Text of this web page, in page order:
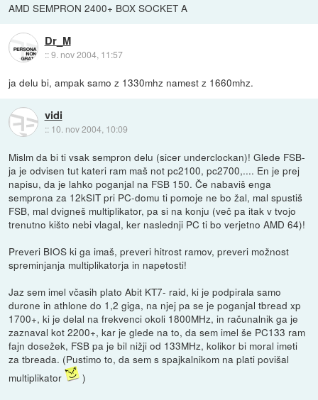
AMD SEMPRON 2400+ BOX SOCKET A
Dr_M
::9. nov 2004, 11:57
ja delu bi, ampak samo z 1330mhz namest z 1660mhz.
vidi
:: 10. nov 2004, 10:09
Mislm da bi ti vsak sempron delu (sicer underclockan)! Glede FSB-
ja je odvisen tut kateri ram maš not pc2100, pc2700,.... En je prej
napisu, da je lahko poganjal na FSB 150. Če nabaviš enga
semprona za 12kSIT pri PC-domu ti pomoje ne bo žal, mal spustiš
FSB, mal dvigneš multiplikator, pa si na konju (več pa itak v tvojo
trenutno kišto nebi vlagal, ker naslednji PC ti bo verjetno AMD 64)!
Preveri BIOS ki ga imaš, preveri hitrost ramov, preveri možnost
spreminjanja multiplikatorja in napetosti!
Jaz sem imel včasih plato Abit KT7- raid, ki je podpirala samo
durone in athlone do 1,2 giga, na njej pa se je poganjal tbread xp
1700+, ki je delal na frekvenci okoli 1800MHz, in računalnik ga je
zaznaval kot 2200+, kar je glede na to, da sem imel še PC133 ram
fajn dosežek, FSB pa je bil nižji od 133MHz, kolikor bi moral imeti
za tbreada. (Pustimo to, da sem s spajkalnikom na plati povišal
multiplikator
)